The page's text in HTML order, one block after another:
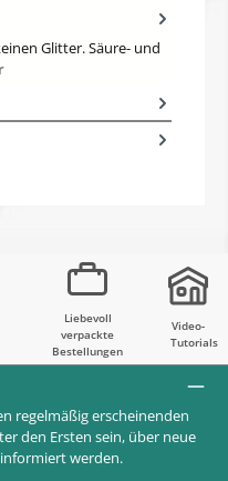
Glitter. Säure- und
Liebevoll
verpackte
Bestellungen
Video-
Tutorials
regelmäßig erscheinenden
den Ersten sein, über neue
werden.